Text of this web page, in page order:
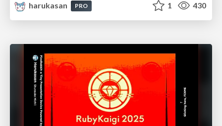
harukasan
PRO 1 430